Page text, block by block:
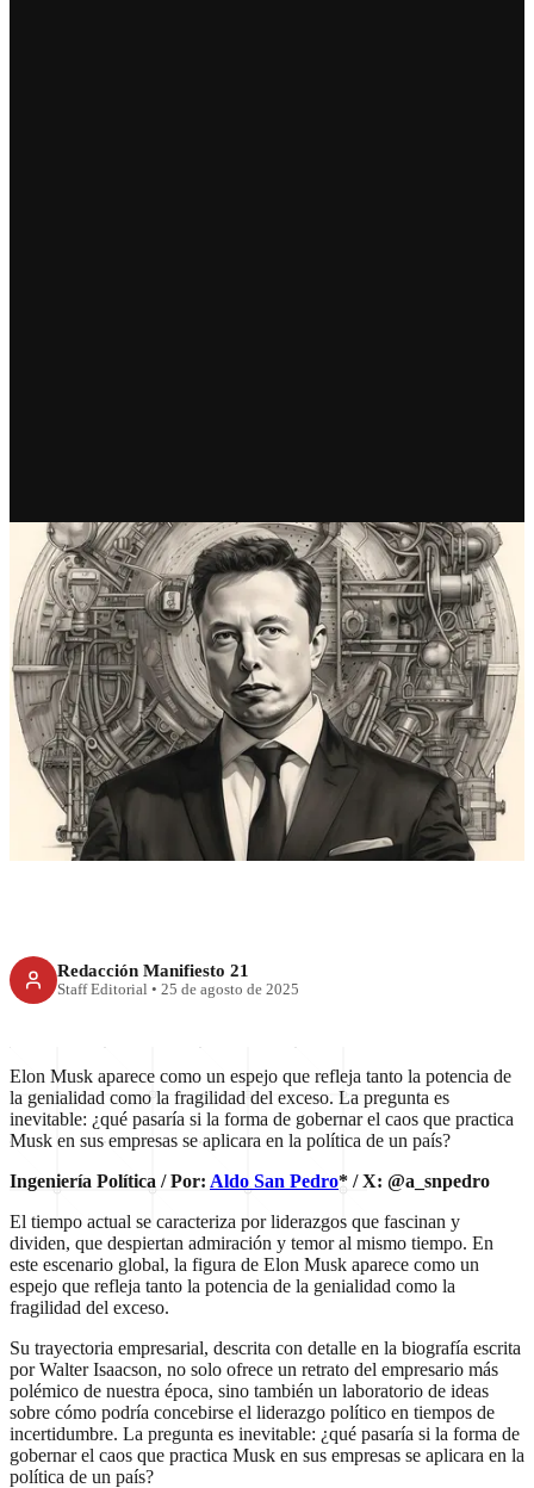
RECIENTE
Elon Musk y el arte de
gobernar en el caos: Un espejo
para la política
Redacción Manifiesto 21
Staff Editorial • 25 de agosto de 2025
Elon Musk aparece como un espejo que refleja tanto la potencia de
la genialidad como la fragilidad del exceso. La pregunta es
inevitable: ¿qué pasaría si la forma de gobernar el caos que practica
Musk en sus empresas se aplicara en la política de un país?
Ingeniería Política / Por: Aldo San Pedro* / X: @a_snpedro
El tiempo actual se caracteriza por liderazgos que fascinan y
dividen, que despiertan admiración y temor al mismo tiempo. En
este escenario global, la figura de Elon Musk aparece como un
espejo que refleja tanto la potencia de la genialidad como la
fragilidad del exceso.
Su trayectoria empresarial, descrita con detalle en la biografía escrita
por Walter Isaacson, no solo ofrece un retrato del empresario más
polémico de nuestra época, sino también un laboratorio de ideas
sobre cómo podría concebirse el liderazgo político en tiempos de
incertidumbre. La pregunta es inevitable: ¿qué pasaría si la forma de
gobernar el caos que practica Musk en sus empresas se aplicara en la
política de un país?